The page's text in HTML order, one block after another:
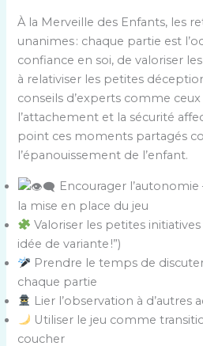
À la Merveille des Enfants, les
unanimes : chaque partie est
confiance en soi, de valoriser
à relativiser les petites
conseils d’experts comme ceux
l’attachement et la sécurité
point ces moments partagés
l’épanouissement de l’enfant.
Encourager l’autonomie
la mise en place du jeu
Valoriser les petites
idée de variante !”)
Prendre le temps de
chaque partie
Lier l’observation à d’autres
Utiliser le jeu comme
coucher